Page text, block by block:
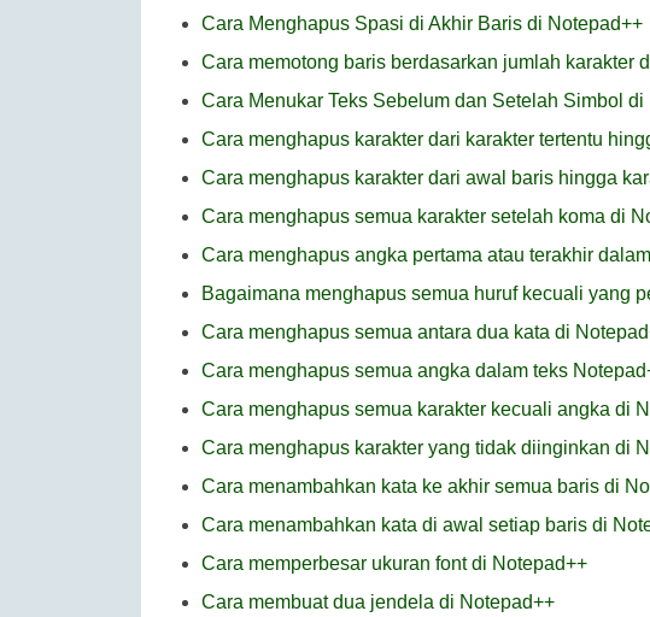
Cara Menghapus Spasi di Akhir Baris di Notepad++
Cara memotong baris berdasarkan jumlah karakter
Cara Menukar Teks Sebelum dan Setelah Simbol di
Cara menghapus karakter dari karakter tertentu
Cara menghapus karakter dari awal baris hingga
Cara menghapus semua karakter setelah koma di
Cara menghapus angka pertama atau terakhir
Bagaimana menghapus semua huruf kecuali yang
Cara menghapus semua antara dua kata di
Cara menghapus semua angka dalam teks
Cara menghapus semua karakter kecuali angka di
Cara menghapus karakter yang tidak diinginkan di
Cara menambahkan kata ke akhir semua baris di
Cara menambahkan kata di awal setiap baris di
Cara memperbesar ukuran font di Notepad++
Cara membuat dua jendela di Notepad++